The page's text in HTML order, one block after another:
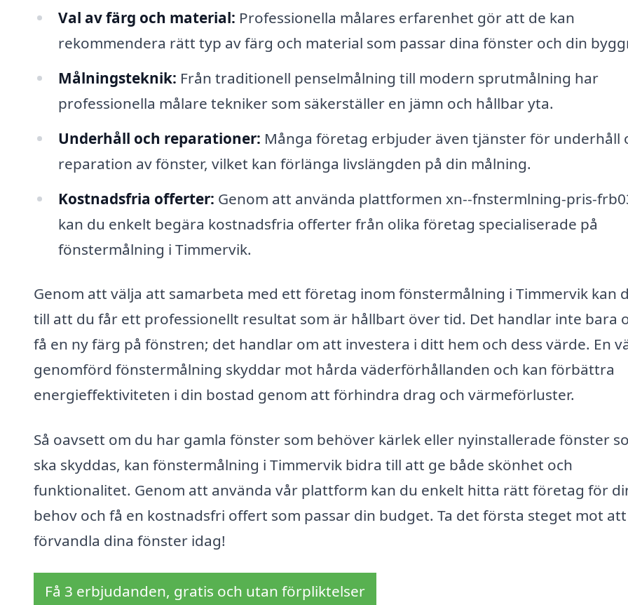
Val av färg och material: Professionella målares erfarenhet gör att de kan
rekommendera rätt typ av färg och material som passar dina fönster och din
Målningsteknik: Från traditionell penselmålning till modern sprutmålning har
professionella målare tekniker som säkerställer en jämn och hållbar yta.
Underhåll och reparationer: Många företag erbjuder även tjänster för underhåll
reparation av fönster, vilket kan förlänga livslängden på din målning.
Kostnadsfria offerter: Genom att använda plattformen xn--fnstermlning-pris-
kan du enkelt begära kostnadsfria offerter från olika företag specialiserade på
fönstermålning i Timmervik.
Genom att välja att samarbeta med ett företag inom fönstermålning i Timmervik kan
till att du får ett professionellt resultat som är hållbart över tid. Det handlar inte bara
få en ny färg på fönstren; det handlar om att investera i ditt hem och dess värde. En
genomförd fönstermålning skyddar mot hårda väderförhållanden och kan förbättra
energieffektiviteten i din bostad genom att förhindra drag och värmeförluster.
Så oavsett om du har gamla fönster som behöver kärlek eller nyinstallerade fönster
ska skyddas, kan fönstermålning i Timmervik bidra till att ge både skönhet och
funktionalitet. Genom att använda vår plattform kan du enkelt hitta rätt företag för
behov och få en kostnadsfri offert som passar din budget. Ta det första steget mot att
förvandla dina fönster idag!
Få 3 erbjudanden, gratis och utan förpliktelser